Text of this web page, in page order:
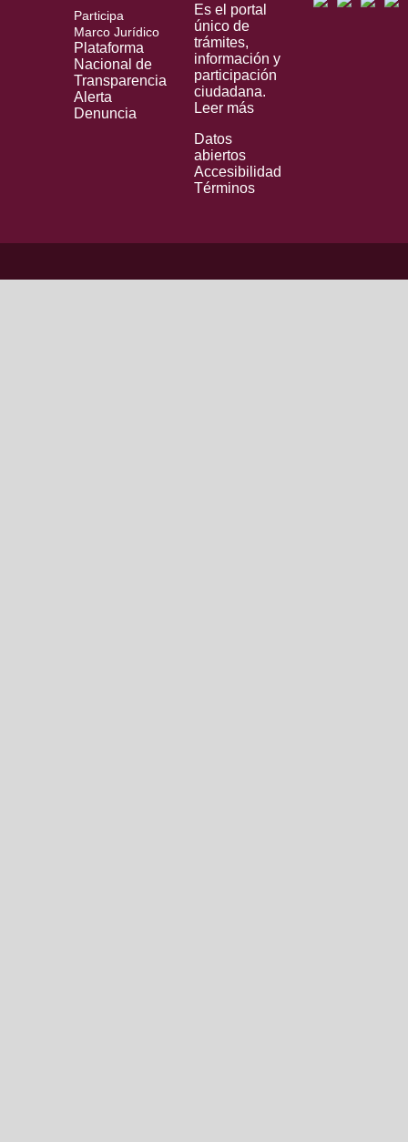
Participa
Marco Jurídico
Plataforma
Nacional de
Transparencia
Alerta
Denuncia
Es el portal
único de
trámites,
información y
participación
ciudadana.
Leer más
Datos
abiertos
Accesibilidad
Términos